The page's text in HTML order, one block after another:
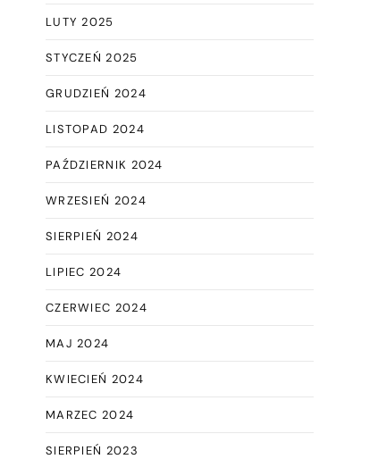
LUTY 2025
STYCZEŃ 2025
GRUDZIEŃ 2024
LISTOPAD 2024
PAŹDZIERNIK 2024
WRZESIEŃ 2024
SIERPIEŃ 2024
LIPIEC 2024
CZERWIEC 2024
MAJ 2024
KWIECIEŃ 2024
MARZEC 2024
SIERPIEŃ 2023